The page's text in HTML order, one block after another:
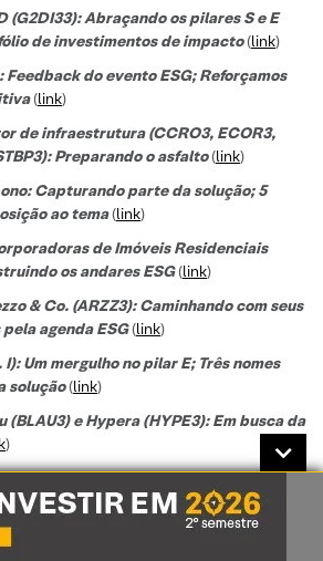
(G2DI33): Abraçando os pilares S e E
de investimentos de impacto(link)
Feedback do evento ESG; Reforçamos
(link)
de infraestrutura (CCRO3, ECOR3,
Preparando o asfalto(link)
Capturando parte da solução; 5
ao tema(link)
de Imóveis Residenciais
os andares ESG(link)
& Co. (ARZZ3): Caminhando com seus
agenda ESG(link)
I): Um mergulho no pilar E; Três nomes
solução(link)
(BLAU3) e Hypera (HYPE3): Em busca da
)
os dois lados da moeda(link)
(BMOB3): Diversidade é o nome do